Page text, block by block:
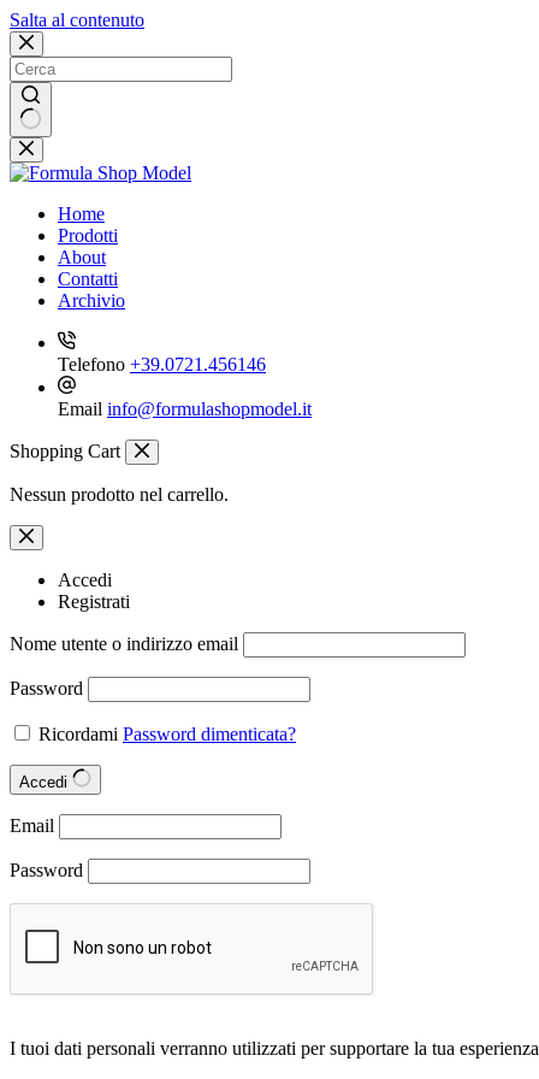
Salta al contenuto
Nessun
risultato
Home
Prodotti
About
Contatti
Archivio
Telefono +39.0721.456146
Email info@formulashopmodel.it
Shopping Cart
Nessun prodotto nel carrello.
Accedi
Registrati
Nome utente o indirizzo email
Password
Ricordami Password dimenticata?
Accedi
Email
Password
I tuoi dati personali verranno utilizzati per supportare la tua